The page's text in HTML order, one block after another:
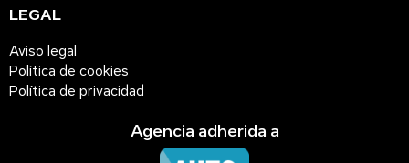
LEGAL
Aviso legal
Política de cookies
Política de privacidad
Agencia adherida a